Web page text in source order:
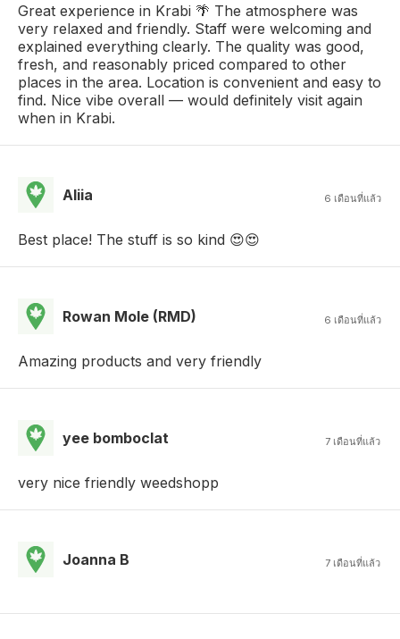
Great experience in Krabi 🌴 The atmosphere was
very relaxed and friendly. Staff were welcoming and
explained everything clearly. The quality was good,
fresh, and reasonably priced compared to other
places in the area. Location is convenient and easy to
find. Nice vibe overall — would definitely visit again
when in Krabi.
Aliia 6 เดือนที่แล้ว
Best place! The stuff is so kind 😍😍
Rowan Mole (RMD) 6 เดือนที่แล้ว
Amazing products and very friendly
yee bomboclat 7 เดือนที่แล้ว
very nice friendly weedshopp
Joanna B 7 เดือนที่แล้ว